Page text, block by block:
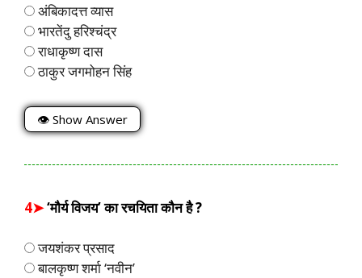
अंबिकादत्त व्यास
भारतेंदु हरिश्चंद्र
राधाकृष्ण दास
ठाकुर जगमोहन सिंह
👁 Show Answer
4➤‘मौर्य विजय’ का रचयिता कौन है ?
जयशंकर प्रसाद
बालकृष्ण शर्मा ‘नवीन’